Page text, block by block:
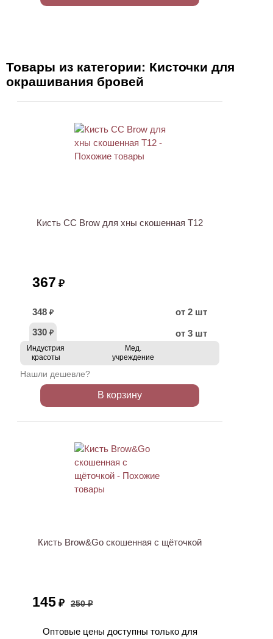
Товары из категории: Кисточки для
окрашивания бровей
Кисть CC Brow для хны скошенная T12
367 ₽
348 ₽
от 2 шт
330 ₽ от 3 шт
Индустрия
красоты
Мед.
учреждение
Нашли дешевле?
В корзину
Кисть Brow&Go скошенная с щёточкой
145 ₽ 250 ₽
Оптовые цены доступны только для